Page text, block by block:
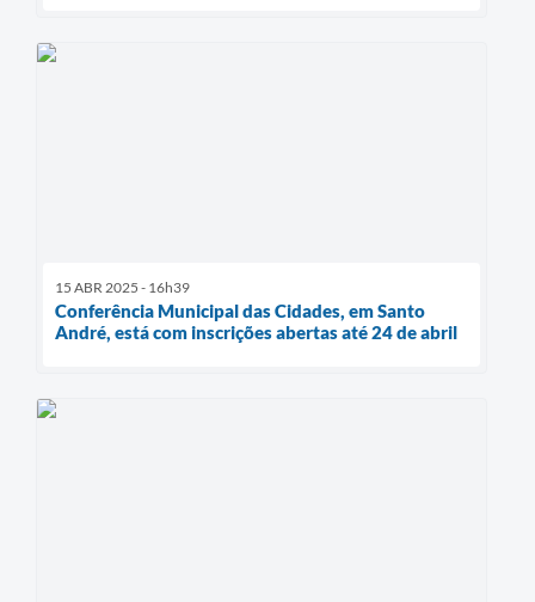
15 ABR 2025 - 16h39
Conferência Municipal das Cidades, em Santo
André, está com inscrições abertas até 24 de abril